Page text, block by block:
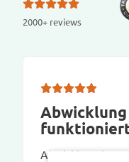
2000+ reviews
Abwicklung hat